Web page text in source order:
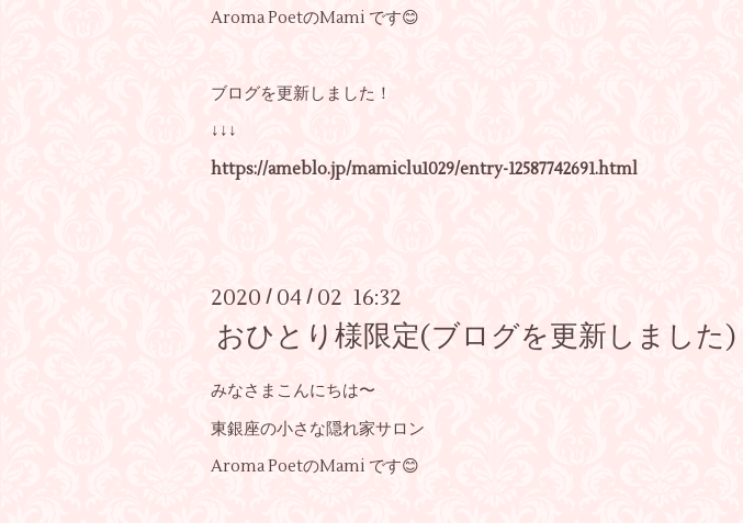
Aroma PoetのMami です😊
ブログを更新しました！
↓↓↓
https://ameblo.jp/mamiclu1029/entry-12587742691.html
2020 / 04 / 02 16:32
おひとり様限定(ブログを更新しました)
みなさまこんにちは〜
東銀座の小さな隠れ家サロン
Aroma PoetのMami です😊